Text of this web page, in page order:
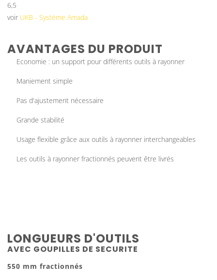
6,5
voir UKB - Système Amada
AVANTAGES DU PRODUIT
Economie : un support pour différents outils à rayonner
Maniement simple
Pas d'ajustement nécessaire
Grande stabilité
Usage flexible grâce aux outils à rayonner interchangeables
Les outils à rayonner fractionnés peuvent être livrés
LONGUEURS D'OUTILS
AVEC GOUPILLES DE SECURITE
550 mm fractionnés